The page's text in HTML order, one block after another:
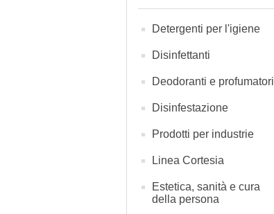
Detergenti per l'igiene
Disinfettanti
Deodoranti e profumatori
Disinfestazione
Prodotti per industrie
Linea Cortesia
Estetica, sanità e cura
della persona